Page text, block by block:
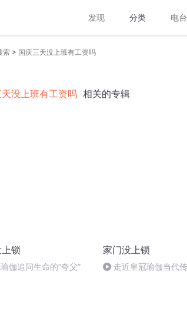
发现 分类 电台
索 > 国庆三天没上班有工资吗
天没上班有工资吗 相关的专辑
锁
伽追问生命的“夸父”
家门没上锁
走近皇冠瑜伽当代